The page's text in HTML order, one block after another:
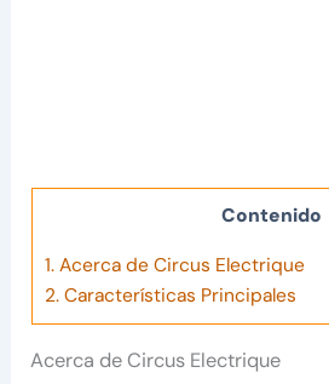
Contenido
1.Acerca de Circus Electrique
2.Características Principales
Acerca de Circus Electrique